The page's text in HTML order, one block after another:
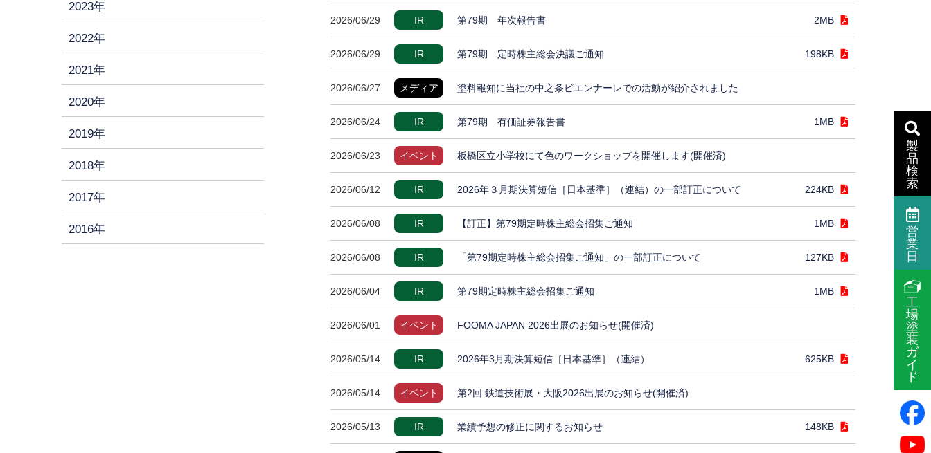
2023年
2022年
2021年
2020年
2019年
2018年
2017年
2016年
2026/06/29 IR 第79期 年次報告書 2MB
2026/06/29 IR 第79期 定時株主総会決議ご通知 198KB
2026/06/27 メディア 塗料報知に当社の中之条ビエンナーレでの活動が紹介されました
2026/06/24 IR 第79期 有価証券報告書 1MB
2026/06/23 イベント 板橋区立小学校にて色のワークショップを開催します(開催済)
2026/06/12 IR 2026年３月期決算短信［日本基準］（連結）の一部訂正について 224KB
2026/06/08 IR 【訂正】第79期定時株主総会招集ご通知 1MB
2026/06/08 IR 「第79期定時株主総会招集ご通知」の一部訂正について 127KB
2026/06/04 IR 第79期定時株主総会招集ご通知 1MB
2026/06/01 イベント FOOMA JAPAN 2026出展のお知らせ(開催済)
2026/05/14 IR 2026年3月期決算短信［日本基準］（連結） 625KB
2026/05/14 イベント 第2回 鉄道技術展・大阪2026出展のお知らせ(開催済)
2026/05/13 IR 業績予想の修正に関するお知らせ 148KB
製
品
検
索
営
業
日
工
場
塗
装
ガ
イ
ド